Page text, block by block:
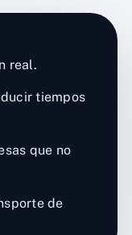
real.
tiempos
que no
de